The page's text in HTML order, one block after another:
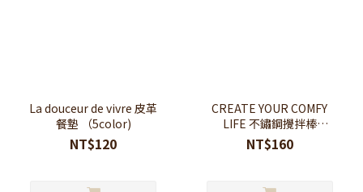
La douceur de vivre 皮革
餐墊 （5color)
NT$120
CREATE YOUR COMFY
LIFE 不鏽鋼攪拌棒
（2color)
NT$160